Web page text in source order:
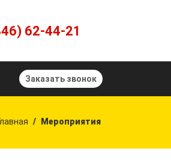
62-44-21
Заказать звонок
Мероприятия